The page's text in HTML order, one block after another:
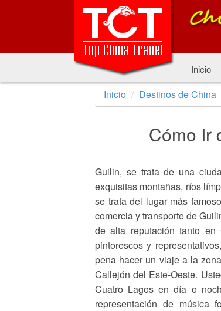
Inicio
Inicio Destinos de China
Cómo Ir
Guilin, se trata de una
exquisitas montañas, ríos
se trata del lugar más
comercia y transporte de
de alta reputación tanto
pintorescos y
pena hacer un viaje a la
Callejón del Este-Oeste.
Cuatro Lagos en día o
representación de música